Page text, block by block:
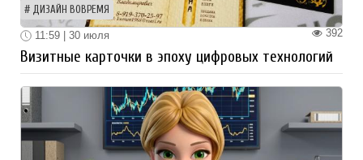
ДИЗАЙН ВОВРЕМЯ
392
11:59 | 30 июля
Визитные карточки в эпоху цифровых технологий